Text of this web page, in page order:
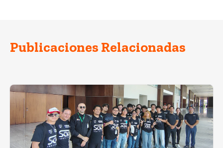
Publicaciones Relacionadas